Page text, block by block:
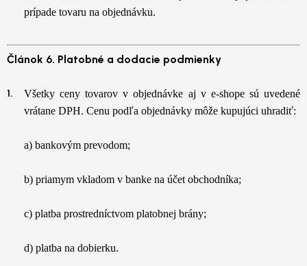
prípade tovaru na objednávku.
Článok 6. Platobné a dodacie podmienky
Všetky ceny tovarov v objednávke aj v e-shope sú uvedené
vrátane DPH. Cenu podľa objednávky môže kupujúci uhradiť:
a) bankovým prevodom;
b) priamym vkladom v banke na účet obchodníka;
c) platba prostredníctvom platobnej brány;
d) platba na dobierku.